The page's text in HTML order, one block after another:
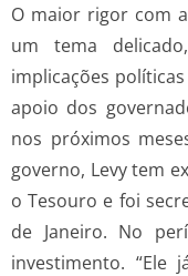
O maior rigor com
um tema
implicações
apoio dos
nos próximos
governo, Levy tem
o Tesouro e foi
de Janeiro. No
investimento. “Ele